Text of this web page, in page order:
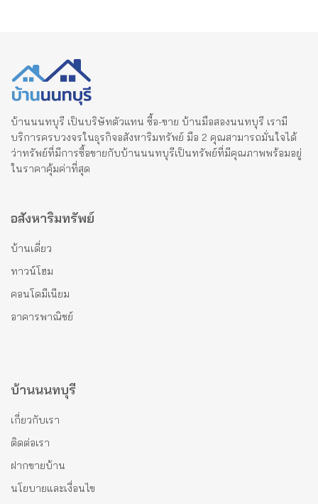
บ้านนนทบุรี เป็นบริษัทตัวแทน ซื้อ-ขาย บ้านมือสองนนทบุรี เรามี
บริการครบวงจรในธุรกิจอสังหาริมทรัพย์ มือ 2 คุณสามารถมั่นใจได้
ว่าทรัพย์ที่มีการซื้อขายกับบ้านนนทบุรีเป็นทรัพย์ที่มีคุณภาพพร้อมอยู่
ในราคาคุ้มค่าที่สุด
อสังหาริมทรัพย์
บ้านเดี่ยว
ทาวน์โฮม
คอนโดมีเนียม
อาคารพาณิชย์
บ้านนนทบุรี
เกี่ยวกับเรา
ติดต่อเรา
ฝากขายบ้าน
นโยบายและเงื่อนไข